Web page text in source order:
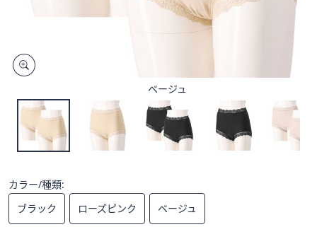
ス
左
ス
イ
プ
ベージュ
カラー/種類:
ブラック
ローズピンク ベージュ